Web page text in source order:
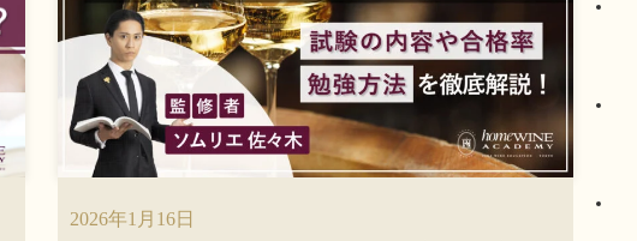
2026年1月16日